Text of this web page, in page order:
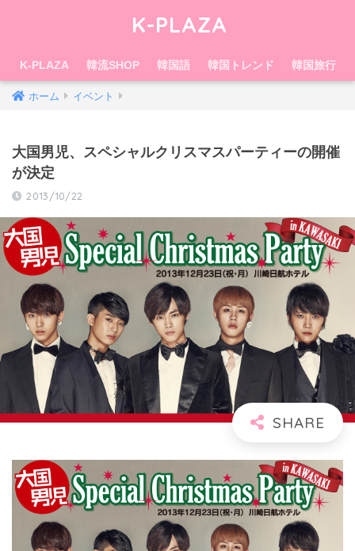
K-PLAZA
K-PLAZA 韓流SHOP 韓国語 韓国トレンド 韓国旅行
ホーム イベント
大国男児​、スペシャルクリスマス​パーティーの開催
が決定
2013/10/22